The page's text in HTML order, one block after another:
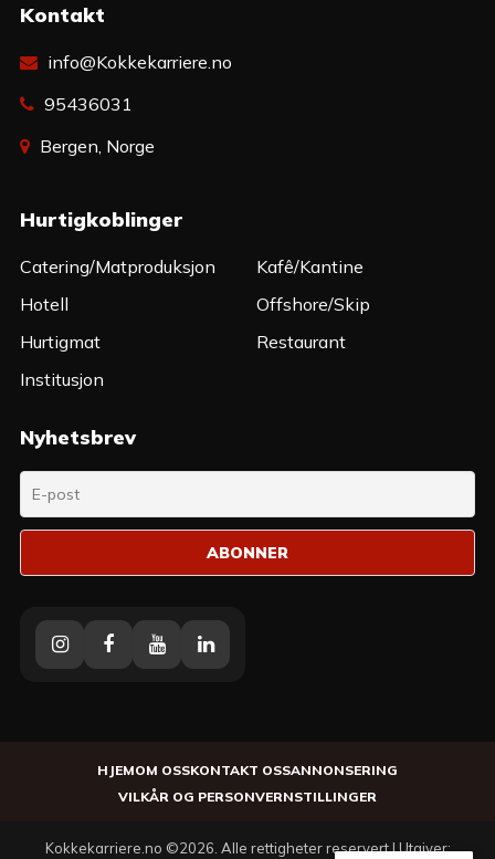
Kontakt
info@Kokkekarriere.no
95436031
Bergen, Norge
Hurtigkoblinger
Catering/Matproduksjon
Hotell
Hurtigmat
Institusjon
Kafê/Kantine
Offshore/Skip
Restaurant
Nyhetsbrev
InstagramFacebookYoutubeLinkedin
HJEMOM OSSKONTAKT OSSANNONSERING
VILKÅR OG PERSONVERNSTILLINGER
Kokkekarriere.no ©2026. Alle rettigheter reservert | Utgiver: